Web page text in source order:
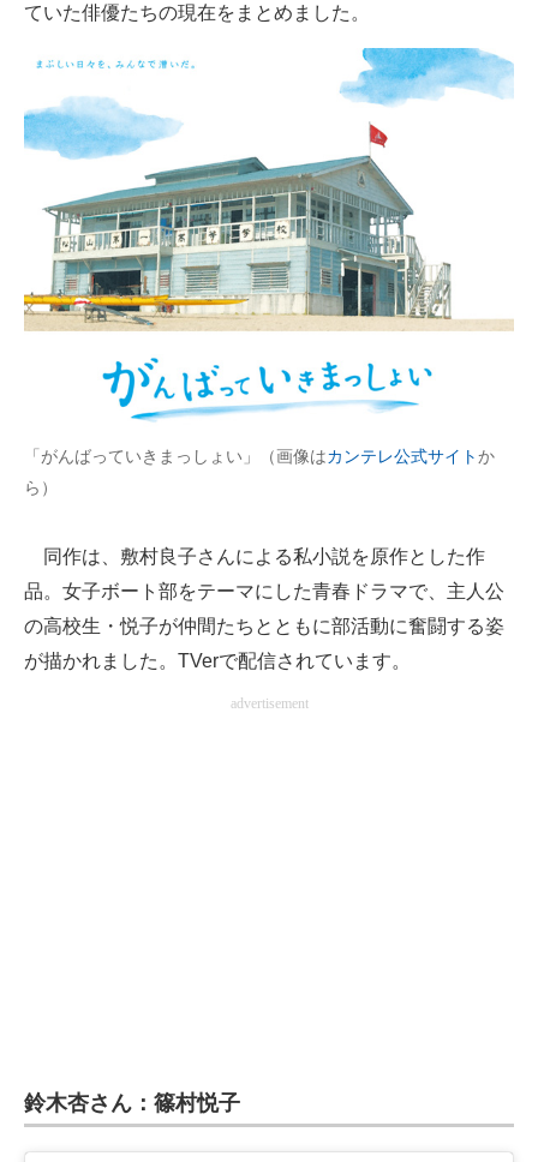
スマホと通信の最新トレンド
進化するPCとデバイスの未来
好きが集まる 比べて選べる
ビジネスと働き方のヒント
AI活用のいまが分かる
企業ITのトレンドを詳説
経営リーダーのコミュニティ
マーケ×ITの今がよく分かる
ITエンジニア向け専門サイト
製造業のIT導入・活用を支援
モノづくり技術者専門サイト
ていた俳優たちの現在をまとめました。
「がんばっていきまっしょい」（画像はカンテレ公式サイトか
ら）
同作は、敷村良子さんによる私小説を原作とした作
品。女子ボート部をテーマにした青春ドラマで、主人公
の高校生・悦子が仲間たちとともに部活動に奮闘する姿
が描かれました。TVerで配信されています。
advertisement
鈴木杏さん：篠村悦子